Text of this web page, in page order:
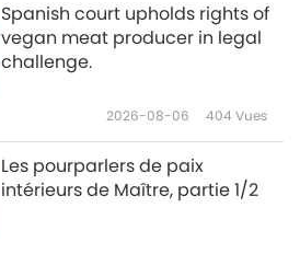
Spanish court upholds rights of
vegan meat producer in legal
challenge.
2026-08-06 404 Vues
Les pourparlers de paix
intérieurs de Maître, partie 1/2